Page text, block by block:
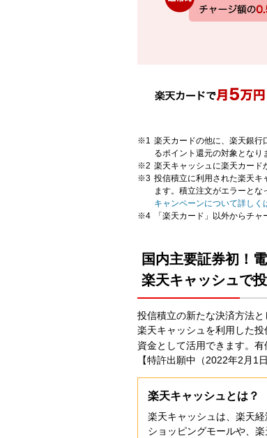
楽天カードの他に、楽天銀行
るポイント還元の対象となり
楽天キャッシュに楽天カード
投信積立に利用された楽天キ
ます。積立注文がエラーとな
キャンペーンについて詳しく
「楽天カード」以外からチ
国内主要証券初！
楽天キャッシュで
投信積立の新たな決済方法
楽天キャッシュを利用した
資金として活用できます。
【特許出願中（2022年2月1
楽天キャッシュとは？
楽天キャッシュは、楽天
ショッピングモールや、